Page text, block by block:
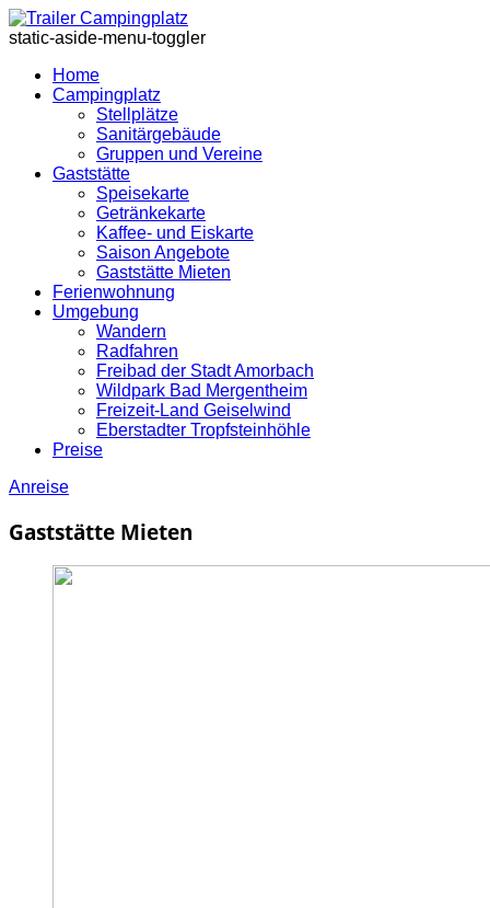
static-aside-menu-toggler
Home
Campingplatz
Stellplätze
Sanitärgebäude
Gruppen und Vereine
Gaststätte
Speisekarte
Getränkekarte
Kaffee- und Eiskarte
Saison Angebote
Gaststätte Mieten
Ferienwohnung
Umgebung
Wandern
Radfahren
Freibad der Stadt Amorbach
Wildpark Bad Mergentheim
Freizeit-Land Geiselwind
Eberstadter Tropfsteinhöhle
Preise
Anreise
Gaststätte Mieten